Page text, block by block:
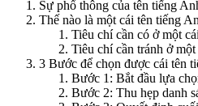
Sự phổ thông của tên tiếng
Thế nào là một cái tên tiếng
Tiêu chí cần có ở một
Tiêu chí cần tránh ở
3 Bước để chọn được cái tên
Bước 1: Bắt đầu lựa
Bước 2: Thu hẹp danh